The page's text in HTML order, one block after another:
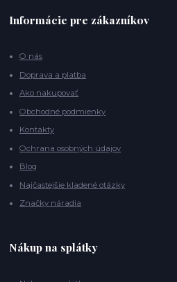
Informácie pre zákazníkov
O nás
Doprava a platba
Ako nakupovať
Obchodné podmienky
Kontakty
Ochrana osobných údajov
Blog
Najčastejšie kladené otázky
Značky náradia
Nákup na splátky